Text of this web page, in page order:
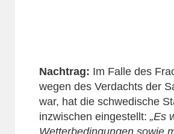
Nachtrag: Im Falle des
wegen des Verdachts der
war, hat die schwedische
inzwischen eingestellt: „Es
Wetterbedingungen sowie